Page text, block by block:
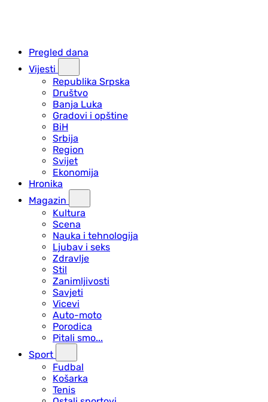
Pregled dana
Vijesti
Republika Srpska
Društvo
Banja Luka
Gradovi i opštine
BiH
Srbija
Region
Svijet
Ekonomija
Hronika
Magazin
Kultura
Scena
Nauka i tehnologija
Ljubav i seks
Zdravlje
Stil
Zanimljivosti
Savjeti
Vicevi
Auto-moto
Porodica
Pitali smo...
Sport
Fudbal
Košarka
Tenis